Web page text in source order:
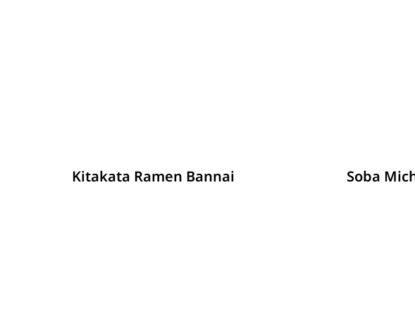
Kitakata Ramen Bannai Soba